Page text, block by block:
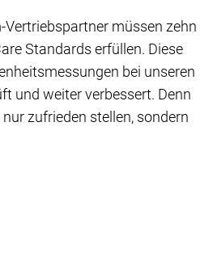
müssen zehn
Standards erfüllen. Diese
bei unseren
und weiter verbessert. Denn
zufrieden stellen, sondern